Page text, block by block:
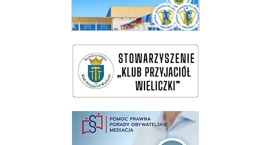
wieliczka-wieliczanie na bis
pomoc prawna wieliczka